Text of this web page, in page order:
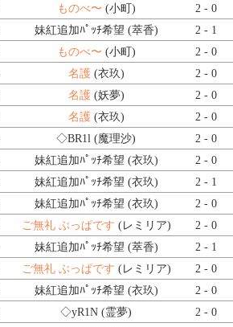
ものべ〜 (小町) 2 - 0
妹紅追加ﾊﾟｯﾁ希望 (萃香) 2 - 1
ものべ〜 (小町) 2 - 0
名護 (衣玖) 2 - 0
名護 (妖夢) 2 - 0
名護 (衣玖) 2 - 0
◇BR1l (魔理沙) 2 - 0
妹紅追加ﾊﾟｯﾁ希望 (衣玖) 2 - 0
妹紅追加ﾊﾟｯﾁ希望 (衣玖) 2 - 1
妹紅追加ﾊﾟｯﾁ希望 (衣玖) 2 - 0
ご無礼 ぶっぱです (レミリア) 2 - 0
妹紅追加ﾊﾟｯﾁ希望 (萃香) 2 - 1
ご無礼 ぶっぱです (レミリア) 2 - 0
妹紅追加ﾊﾟｯﾁ希望 (衣玖) 2 - 0
◇yR1N (霊夢) 2 - 0